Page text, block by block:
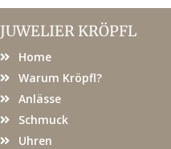
JUWELIER KRÖPFL
Home
Warum Kröpfl?
Anlässe
Schmuck
Uhren